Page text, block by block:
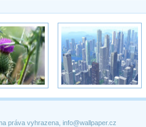
práva vyhrazena, info@wallpaper.cz